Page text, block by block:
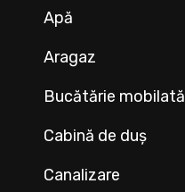
Apă
Aragaz
Bucătărie mobilată
Cabină de duș
Canalizare